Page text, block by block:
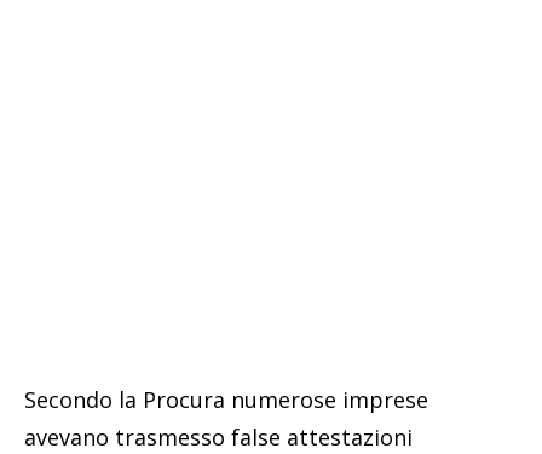
Secondo la Procura numerose imprese
avevano trasmesso false attestazioni